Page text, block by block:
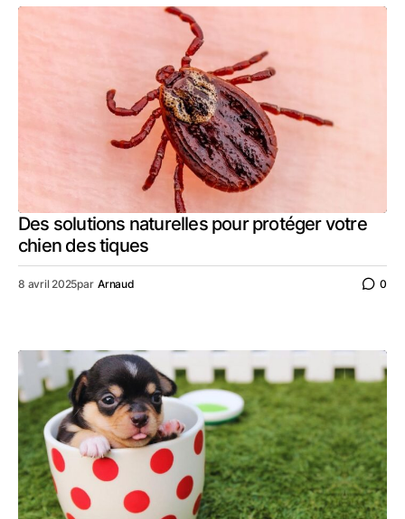
Des solutions naturelles pour protéger votre
chien des tiques
8 avril 2025par Arnaud 0